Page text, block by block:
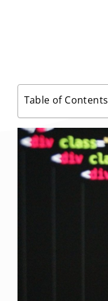
Table of Contents